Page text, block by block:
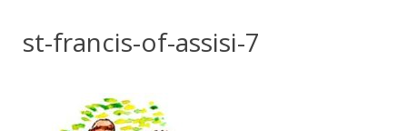
st-francis-of-assisi-7